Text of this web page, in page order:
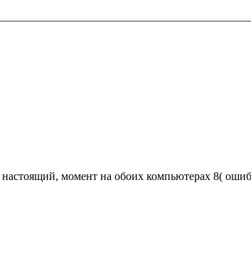
настоящий, момент на обоих компьютерах 8(